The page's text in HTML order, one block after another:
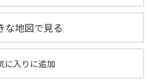
な地図で見る
に入りに追加